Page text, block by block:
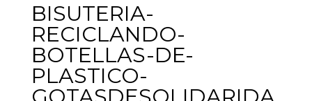
BISUTERIA-
RECICLANDO-
BOTELLAS-DE-
PLASTICO-